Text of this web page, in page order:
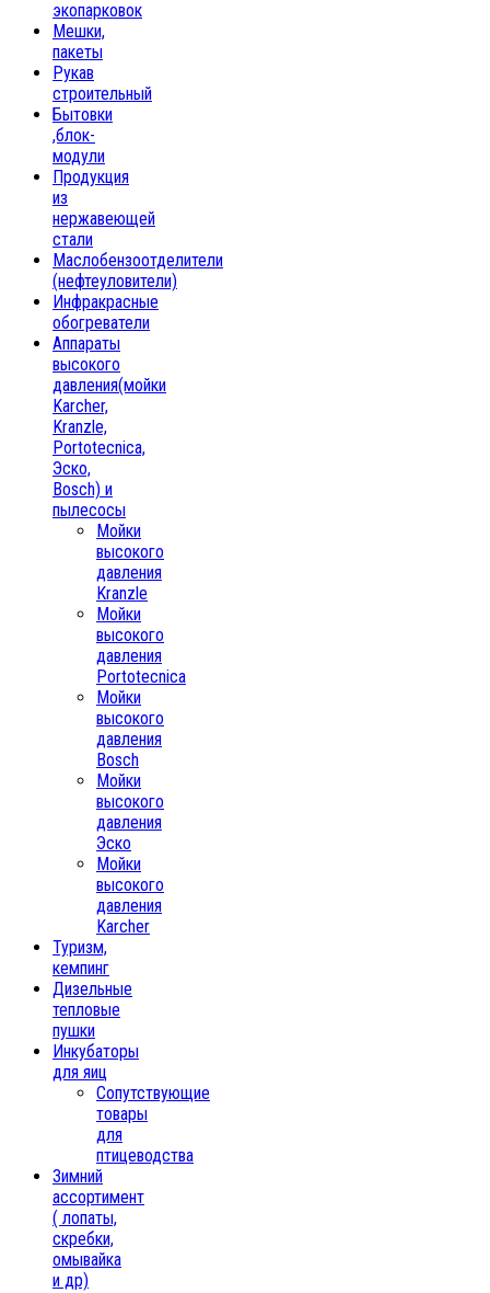
экопарковок
Мешки,
пакеты
Рукав
строительный
Бытовки
,блок-
модули
Продукция
из
нержавеющей
стали
Маслобензоотделители
(нефтеуловители)
Инфракрасные
обогреватели
Аппараты
высокого
давления(мойки
Karcher,
Kranzle,
Portotecnica,
Эско,
Bosch) и
пылесосы
Мойки
высокого
давления
Kranzle
Мойки
высокого
давления
Portotecnica
Мойки
высокого
давления
Bosch
Мойки
высокого
давления
Эско
Мойки
высокого
давления
Karcher
Туризм,
кемпинг
Дизельные
тепловые
пушки
Инкубаторы
для яиц
Сопутствующие
товары
для
птицеводства
Зимний
ассортимент
( лопаты,
скребки,
омывайка
и др)